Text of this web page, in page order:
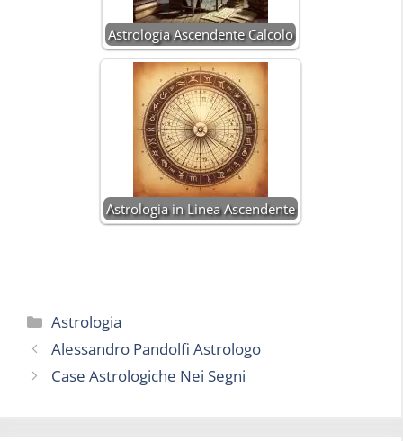
Astrologia Ascendente Calcolo
Astrologia in Linea Ascendente
Categorie
Astrologia
Alessandro Pandolfi Astrologo
Case Astrologiche Nei Segni